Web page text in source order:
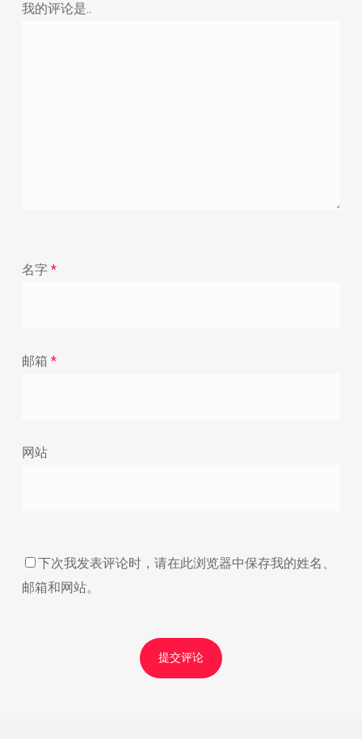
我的评论是..
名字 *
邮箱 *
网站
下次我发表评论时，请在此浏览器中保存我的姓名、
邮箱和网站。